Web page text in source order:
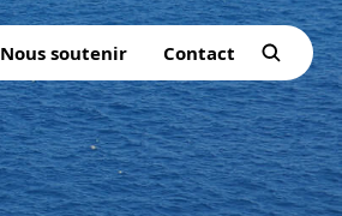
Nous soutenir Contact